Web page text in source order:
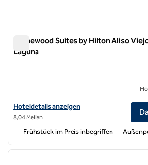
Homewood Suites by Hilton Aliso
Laguna
Hoteldetails für Homewood Suites by Hilton
Hoteldetails anzeigen
8,04 Meilen
Frühstück im Preis inbegriffen
1 von 12